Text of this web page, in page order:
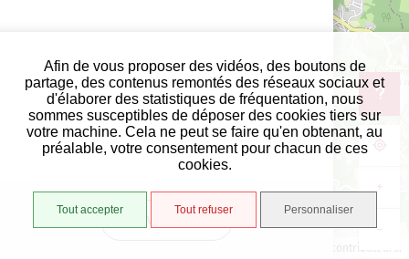
Afin de vous proposer des vidéos, des boutons de
partage, des contenus remontés des réseaux sociaux et
d'élaborer des statistiques de fréquentation, nous
sommes susceptibles de déposer des cookies tiers sur
votre machine. Cela ne peut se faire qu'en obtenant, au
préalable, votre consentement pour chacun de ces
cookies.
Tout accepter Tout refuser Personnaliser
+
−
contributeurs.